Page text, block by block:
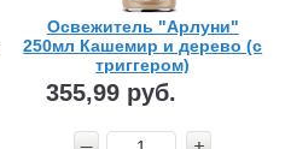
Освежитель "Арлуни"
250мл Кашемир и дерево (с
триггером)
355,99 руб.